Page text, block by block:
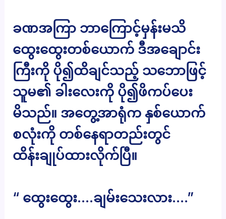
ခဏအကြာ ဘာကြောင့်မှန်းမသိ
ထွေးထွေးတစ်ယောက် ဒီအချောင်း
ကြီးကို ပို၍ထိချင်သည့် သဘောဖြင့်
သူမ၏ ခါးလေးကို ပို၍ဖိကပ်ပေး
မိသည်။ အတွေ့အာရုံက နှစ်ယောက်
စလုံးကို တစ်နေရာတည်းတွင်
ထိန်းချုပ်ထားလိုက်ပြီ။
“ ထွေးထွေး….ချမ်းသေးလား….”